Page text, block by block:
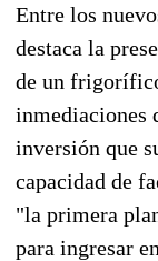
Entre los
destaca la
de un
inmediaciones
inversión que
capacidad de
"la primera
para ingresar